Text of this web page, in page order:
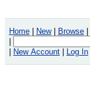
Home New Browse
New Account Log In